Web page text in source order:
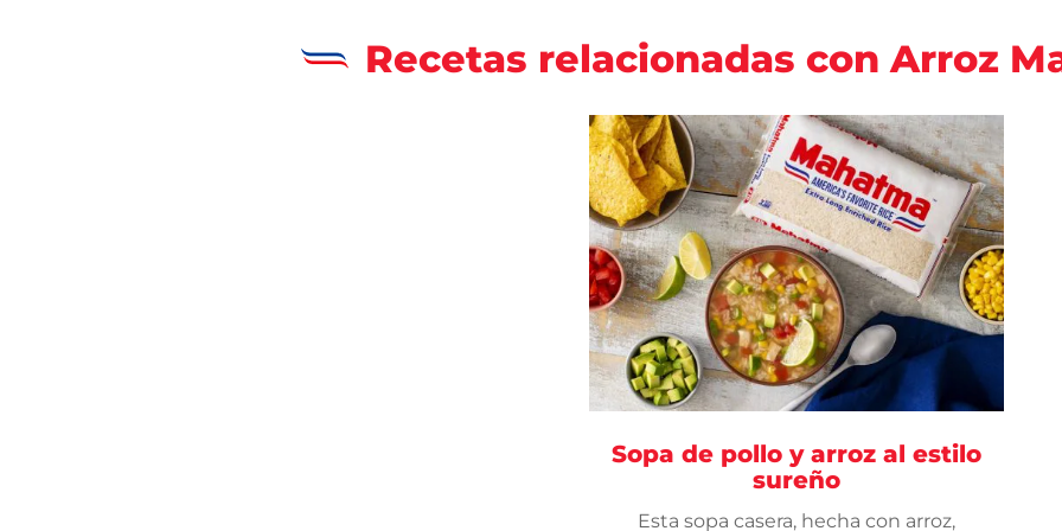
Recetas relacionadas con Arroz
Sopa de pollo y arroz al estilo
sureño
Esta sopa casera, hecha con arroz,